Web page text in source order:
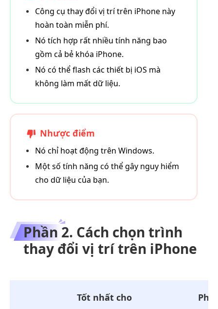
Công cụ thay đổi vị trí trên iPhone này
hoàn toàn miễn phí.
Nó tích hợp rất nhiều tính năng bao
gồm cả bẻ khóa iPhone.
Nó có thể flash các thiết bị iOS mà
không làm mất dữ liệu.
Nhược điểm
Nó chỉ hoạt động trên Windows.
Một số tính năng có thể gây nguy hiểm
cho dữ liệu của bạn.
Phần 2. Cách chọn trình
thay đổi vị trí trên iPhone
Tốt nhất cho